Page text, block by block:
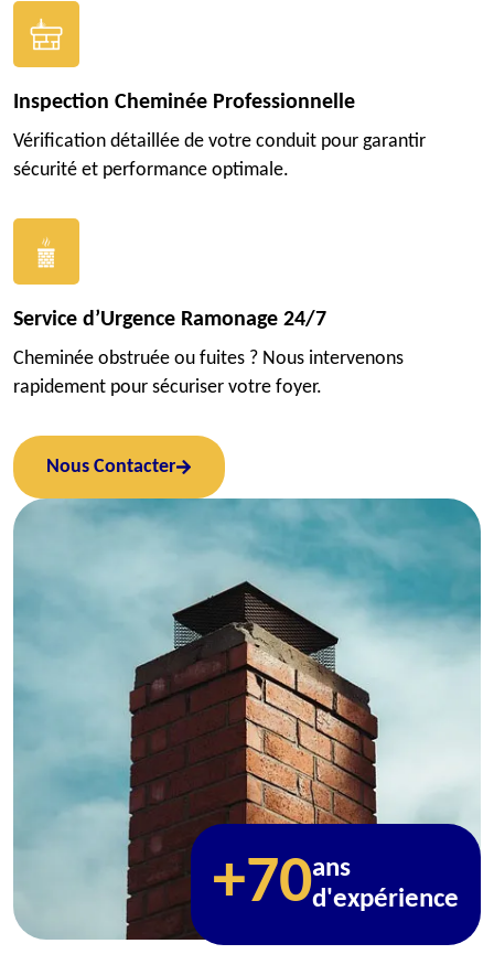
Inspection Cheminée Professionnelle
Vérification détaillée de votre conduit pour garantir
sécurité et performance optimale.
Service d’Urgence Ramonage 24/7
Cheminée obstruée ou fuites ? Nous intervenons
rapidement pour sécuriser votre foyer.
Nous Contacter
+70ans
d'expérience